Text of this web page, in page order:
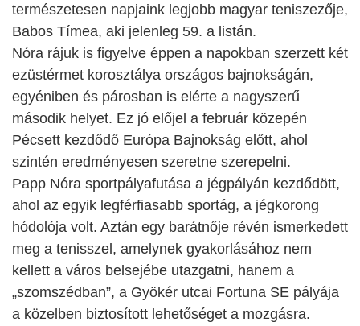
természetesen napjaink legjobb magyar teniszezője,
Babos Tímea, aki jelenleg 59. a listán.
Nóra rájuk is figyelve éppen a napokban szerzett két
ezüstérmet korosztálya országos bajnokságán,
egyéniben és párosban is elérte a nagyszerű
második helyet. Ez jó előjel a február közepén
Pécsett kezdődő Európa Bajnokság előtt, ahol
szintén eredményesen szeretne szerepelni.
Papp Nóra sportpályafutása a jégpályán kezdődött,
ahol az egyik legférfiasabb sportág, a jégkorong
hódolója volt. Aztán egy barátnője révén ismerkedett
meg a tenisszel, amelynek gyakorlásához nem
kellett a város belsejébe utazgatni, hanem a
„szomszédban”, a Gyökér utcai Fortuna SE pályája
a közelben biztosított lehetőséget a mozgásra.